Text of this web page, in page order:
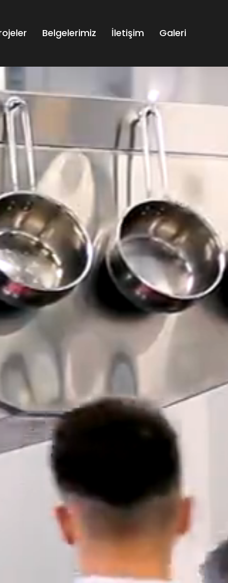
Belgelerimiz İletişim Galeri